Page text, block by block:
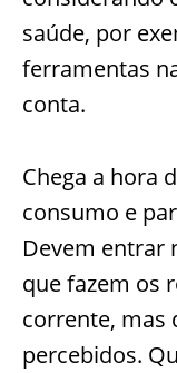
saúde, por
ferramentas
conta.
Chega a hora
consumo e
Devem entrar
que fazem os
corrente, mas
percebidos.